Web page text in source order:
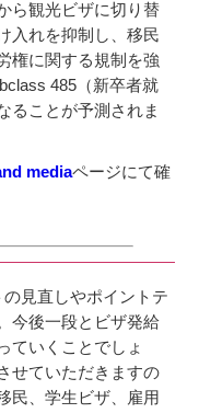
ら観光ビザに切り替
入れを抑制し、移民
権に関する規制を強
485（新卒者就
ることが予測されま
mediaページにて確
見直しやポイントテ
今後一段とビザ発給
ていくことでしょ
せていただきますの
民、学生ビザ、雇用